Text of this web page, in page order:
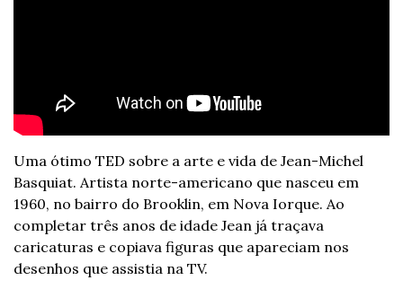
Uma ótimo TED sobre a arte e vida de Jean-Michel
Basquiat. Artista norte-americano que nasceu em
1960, no bairro do Brooklin, em Nova Iorque. Ao
completar três anos de idade Jean já traçava
caricaturas e copiava figuras que apareciam nos
desenhos que assistia na TV.